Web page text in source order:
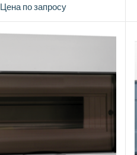
Цена по запросу